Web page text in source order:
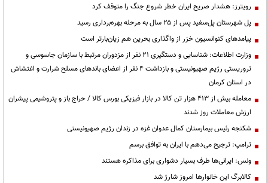
رویترز: هشدار صریح ایران خطر شروع جنگ را متوقف کرد
پل شهرستان پل‌سفید پس از ۲۵ سال به مرحله بهره‌برداری رسید
پیامدهای کنوانسیون خزر از واگذاری بحرین هم زیان‌بارتر است
وزارت اطلاعات: شناسایی و دستگیری ۲۱ نفر از مزدوران مرتبط با سازمان جاسوسی و
تروریستی رژیم صهیونیستی و بازداشت ۴ نفر از اعضای باندهای مسلح شرارت و اغتشاش
در استان کرمان
معامله بیش از ۴۱۳ هزار تن کالا در بازار فیزیکی بورس کالا / حراج باز و پتروشیمی پیشران
ارزش معاملات روز شدند
شکنجه رئیس بیمارستان کمال عدوان غزه در زندان رژیم صهیونیستی
ترامپ: ترجیح می‌دهم با ایران به توافق برسم
ونس: ایرانی‌ها طرف بسیار دشواری برای مذاکره هستند
کالابرگ این خانوارها امروز شارژ شد